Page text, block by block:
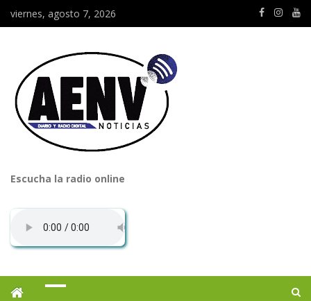
viernes, agosto 7, 2026
Escucha la radio online